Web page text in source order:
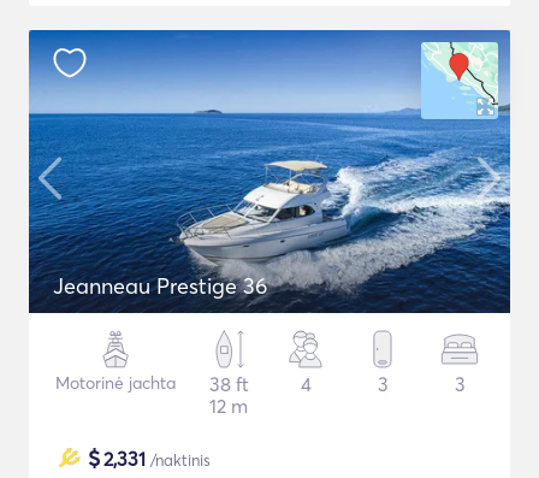
Jeanneau Prestige 36
Motorinė jachta
38 ft
12 m
4 3 3
$2,331 /naktinis